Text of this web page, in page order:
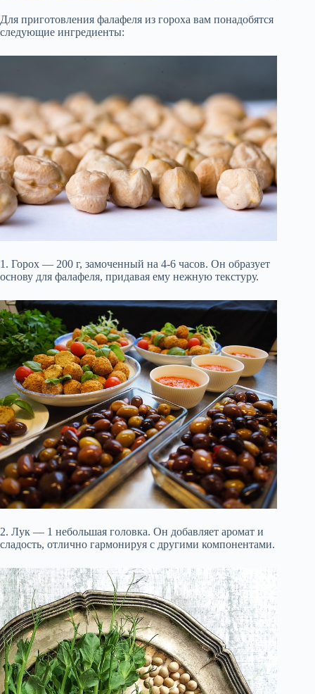
Для приготовления фалафеля из гороха вам понадобятся
следующие ингредиенты:
1. Горох — 200 г, замоченный на 4-6 часов. Он образует
основу для фалафеля, придавая ему нежную текстуру.
2. Лук — 1 небольшая головка. Он добавляет аромат и
сладость, отлично гармонируя с другими компонентами.